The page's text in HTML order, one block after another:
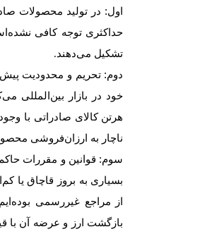
اول: در تولید محصولات
حداکثری توجه کافی
تشکیل می‌دهند.
دوم: تحریم و محدودیت
خود در بازار بین‌المللی
هر‌تن کالای صادراتی با
ناچار به ارزان‌‌‌‌‌فروشی
سوم: قوانین و مقررات
بسیاری به بروز قاچاق یا
از مراجع غیررسمی
بازگشت ارز و عرضه آن با